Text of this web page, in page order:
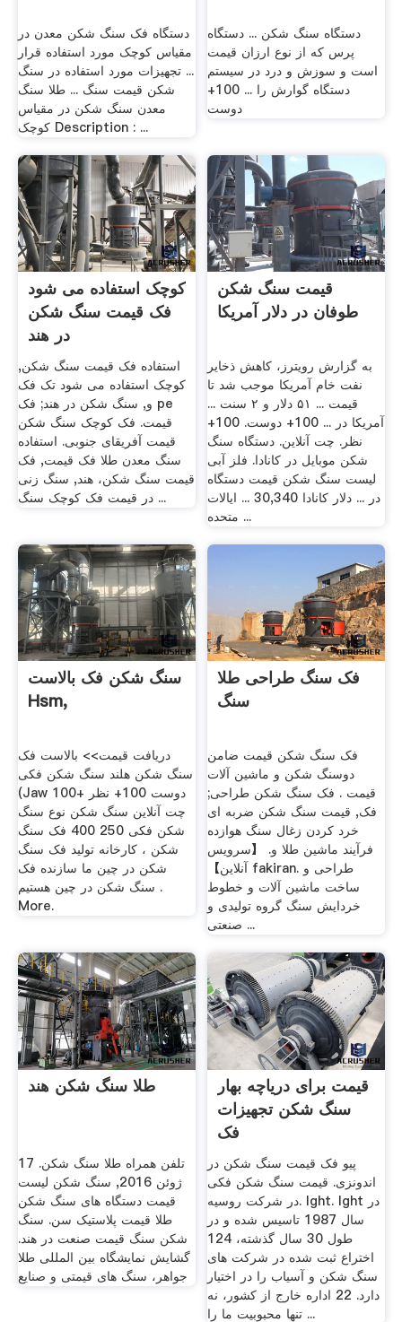
دستگاه فک سنگ شکن معدن در
مقیاس کوچک مورد استفاده قرار
... تجهیزات مورد استفاده در سنگ
شکن قیمت سنگ ... طلا سنگ
معدن سنگ شکن در مقیاس
کوچک Description : ...
دستگاه سنگ شکن ... دستگاه
پرس که از نوع ارزان قیمت
است و سوزش و درد در سيستم
دستگاه گوارش را ... 100+
دوست
کوچک استفاده می شود
فک قیمت سنگ شکن
در هند
استفاده فک قیمت سنگ شکن,
کوچک استفاده می شود تک فک
و, سنگ شکن در هند; فک pe
قیمت. فک کوچک سنگ شکن
قیمت آفریقای جنوبی. استفاده
سنگ معدن طلا فک قیمت, فک
قیمت سنگ شکن، هند, سنگ زنی
در قیمت فک کوچک سنگ ...
قیمت سنگ شکن
طوفان در دلار آمریکا
به گزارش رویترز، کاهش ذخایر
نفت خام آمریکا موجب شد تا
قیمت ... ۵۱ دلار و ۲ سنت ...
آمریکا در ... 100+ دوست. 100+
نظر. چت آنلاین. دستگاه سنگ
شکن موبایل در کانادا. فلز آبی
لیست سنگ شکن قیمت دستگاه
در ... دلار کانادا 30,340 ... ایالات
متحده ...
سنگ شکن فک بالاست
Hsm,
دریافت قیمت>> بالاست فک
سنگ شکن هلند سنگ شکن فکی
(Jaw 100+ دوست 100+ نظر
چت آنلاین سنگ شکن نوع سنگ
شکن فکی 250 400 فک سنگ
شکن ، کارخانه تولید فک سنگ
شکن در چین ما سازنده فک
سنگ شکن در چین هستیم .
More.
فک سنگ طراحی طلا
سنگ
فک سنگ شکن قیمت ضامن
دوسنگ شکن و ماشین آلات
قیمت . فک سنگ شکن طراحی;
فک, قیمت سنگ شکن ضربه ای
خرد کردن زغال سنگ هوازده
فرآیند ماشین طلا و. 【سرویس
آنلاین】 fakiran. طراحی و
ساخت ماشین آلات و خطوط
خردایش سنگ گروه تولیدی و
صنعتی ...
طلا سنگ شکن هند
تلفن همراه طلا سنگ شکن. 17
ژوئن 2016, سنگ شکن لیست
قیمت دستگاه های سنگ شکن
طلا قیمت پلاستیک سن. سنگ
شکن سنگ قیمت صنعت در هند.
گشایش نمایشگاه بین المللی طلا
جواهر، سنگ های قیمتی و صنایع
قیمت برای دریاچه بهار
سنگ شکن تجهیزات
فک
پیو فک قیمت سنگ شکن در
اندونزی. قیمت سنگ شکن فکی
در شرکت روسیه. lght. lght در
سال 1987 تاسیس شده و در
طول 30 سال گذشته، 124
اختراع ثبت شده در شركت های
سنگ شكن و آسیاب را در اختیار
دارد. 22 اداره خارج از کشور، نه
تنها محبوبیت ما را ...